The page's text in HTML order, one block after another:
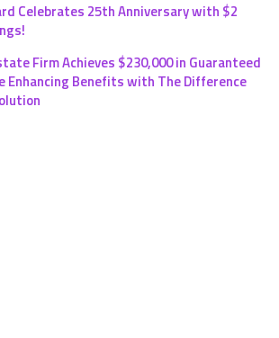
Celebrates 25th Anniversary with $2
Firm Achieves $230,000 in Guaranteed
Enhancing Benefits with The Difference